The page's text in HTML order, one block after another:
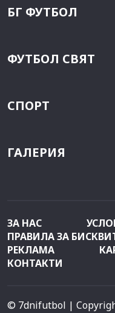
БГ ФУТБОЛ
ФУТБОЛ СВЯТ
СПОРТ
ГАЛЕРИЯ
ЗА НАС
ПРАВИЛА ЗА
РЕКЛАМА
КОНТАКТИ
© 7dnifutbol |